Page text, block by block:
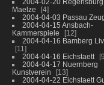
Maelze
4
2004-04-03 Passau
2004-04-15 Ansbach-
Kammerspiele
12
2004-04-16 Bamberg
11
2004-04-16 Eichstaett
9
2004-04-17 Nuernberg
Kunstverein
13
2004-04-22 Eichstaett